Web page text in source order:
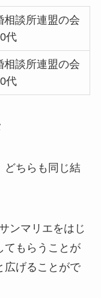
相談所連盟の会
代
相談所連盟の会
代
どちらも同じ結
ンマリエをはじ
てもらうことが
広げることがで